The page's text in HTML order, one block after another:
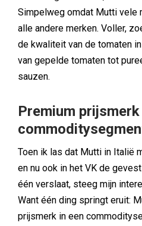
Simpelweg omdat Mutti vele
alle andere merken. Voller,
de kwaliteit van de tomaten
van gepelde tomaten tot
sauzen.
Premium prijsmerk
Toen ik las dat Mutti in Italië
en nu ook in het VK de
één verslaat, steeg mijn
Want één ding springt eruit:
prijsmerk in een